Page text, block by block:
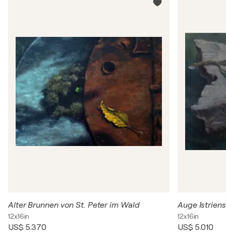
Alter Brunnen von St. Peter im Wald
12x16in
US$ 5.370
Auge Istriens
12x16in
US$ 5.010